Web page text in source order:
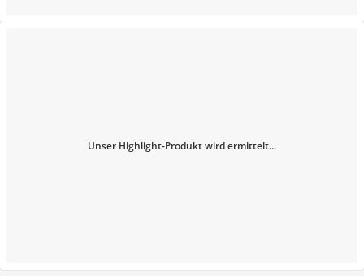
Unser Highlight-Produkt wird ermittelt...